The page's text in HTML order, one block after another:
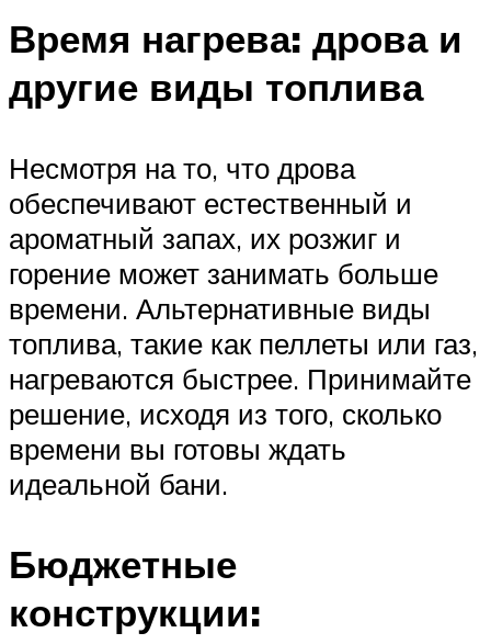
Время нагрева: дрова и
другие виды топлива
Несмотря на то, что дрова
обеспечивают естественный и
ароматный запах, их розжиг и
горение может занимать больше
времени. Альтернативные виды
топлива, такие как пеллеты или газ,
нагреваются быстрее. Принимайте
решение, исходя из того, сколько
времени вы готовы ждать
идеальной бани.
Бюджетные
конструкции: